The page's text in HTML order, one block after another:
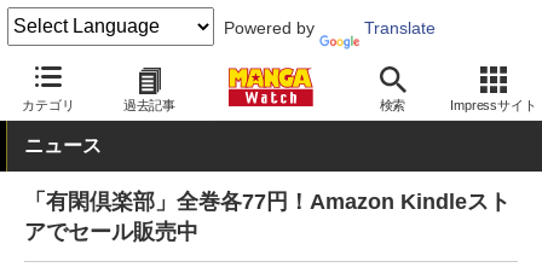
Powered by Translate
カテゴリ 過去記事 検索 Impressサイト
MANGA Watch セール
ニュース
「有閑倶楽部」全巻各77円！Amazon Kindleスト
アでセール販売中